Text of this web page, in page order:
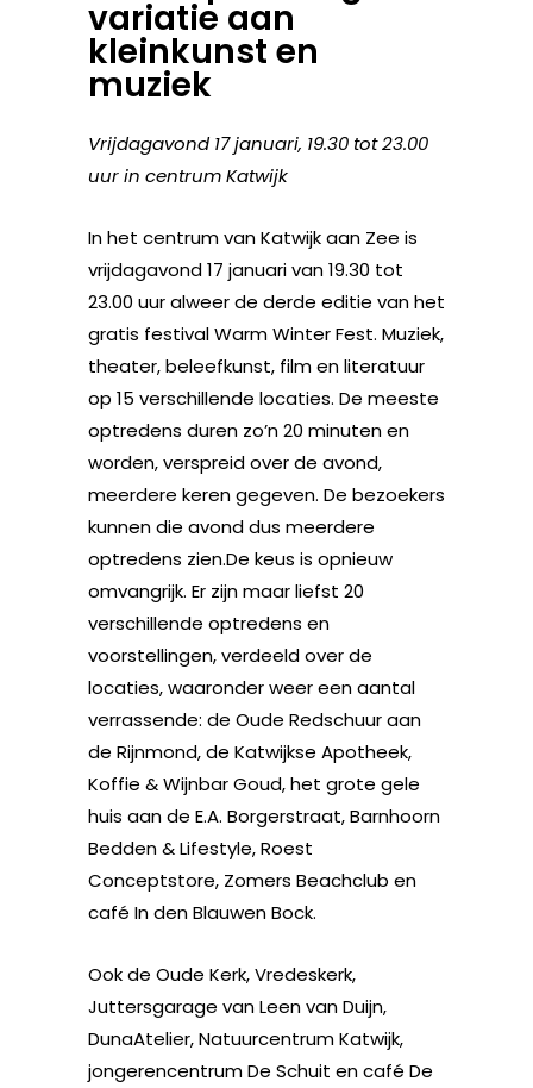
variatie aan
kleinkunst en
muziek
Vrijdagavond 17 januari, 19.30 tot 23.00
uur in centrum Katwijk
In het centrum van Katwijk aan Zee is
vrijdagavond 17 januari van 19.30 tot
23.00 uur alweer de derde editie van het
gratis festival Warm Winter Fest. Muziek,
theater, beleefkunst, film en literatuur
op 15 verschillende locaties. De meeste
optredens duren zo’n 20 minuten en
worden, verspreid over de avond,
meerdere keren gegeven. De bezoekers
kunnen die avond dus meerdere
optredens zien.De keus is opnieuw
omvangrijk. Er zijn maar liefst 20
verschillende optredens en
voorstellingen, verdeeld over de
locaties, waaronder weer een aantal
verrassende: de Oude Redschuur aan
de Rijnmond, de Katwijkse Apotheek,
Koffie & Wijnbar Goud, het grote gele
huis aan de E.A. Borgerstraat, Barnhoorn
Bedden & Lifestyle, Roest
Conceptstore, Zomers Beachclub en
café In den Blauwen Bock.
Ook de Oude Kerk, Vredeskerk,
Juttersgarage van Leen van Duijn,
DunaAtelier, Natuurcentrum Katwijk,
jongerencentrum De Schuit en café De